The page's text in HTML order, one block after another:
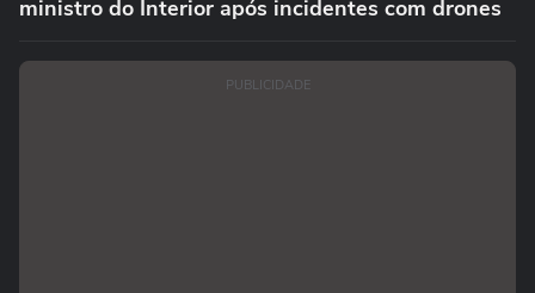
ministro do Interior após incidentes com drones
PUBLICIDADE